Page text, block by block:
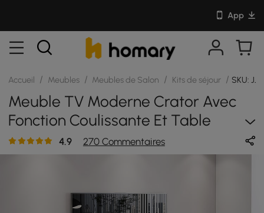
App
Accueil / Meubles / Meubles de Salon / Kits de séjour / SKU:
Meuble TV Moderne Crator Avec
Fonction Coulissante Et Table
Basse
4.9 270 Commentaires